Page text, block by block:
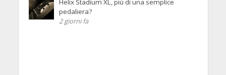
Helix Stadium XL, più di una semplice
pedaliera?
2 giorni fa